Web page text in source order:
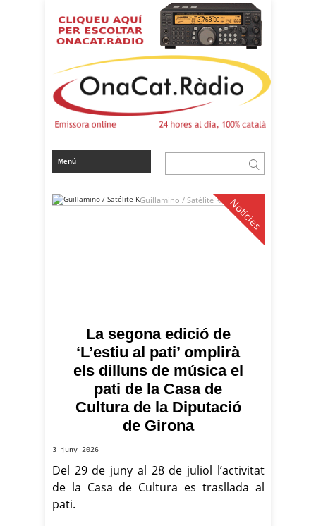
Notícies
Guillamino / Satélite K
La segona edició de
‘L’estiu al pati’ omplirà
els dilluns de música el
pati de la Casa de
Cultura de la Diputació
de Girona
3 juny 2026
Del 29 de juny al 28 de juliol l’activitat
de la Casa de Cultura es trasllada al
pati.